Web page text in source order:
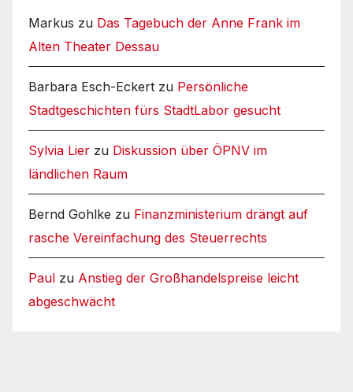
Markus zu Das Tagebuch der Anne Frank im
Alten Theater Dessau
Barbara Esch-Eckert zu Persönliche
Stadtgeschichten fürs StadtLabor gesucht
Sylvia Lier zu Diskussion über ÖPNV im
ländlichen Raum
Bernd Gohlke zu Finanzministerium drängt auf
rasche Vereinfachung des Steuerrechts
Paul zu Anstieg der Großhandelspreise leicht
abgeschwächt